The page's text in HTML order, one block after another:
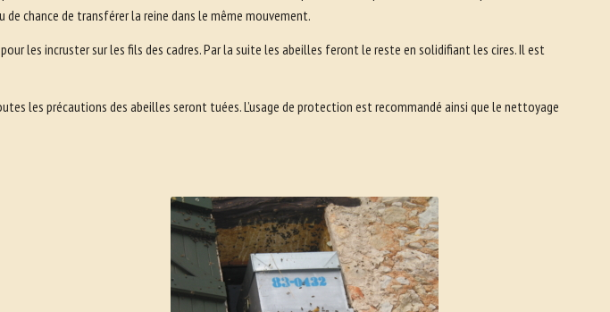
chance de transférer la reine dans le même mouvement.
les incruster sur les fils des cadres. Par la suite les abeilles feront le reste en solidifiant les cires. Il est
les précautions des abeilles seront tuées. L’usage de protection est recommandé ainsi que le nettoyage